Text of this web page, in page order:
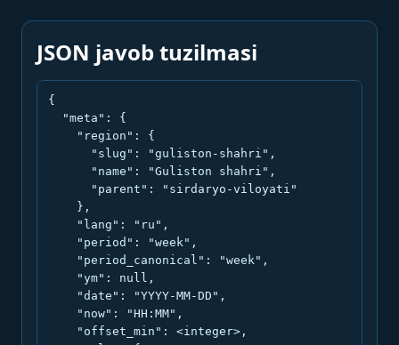
JSON javob tuzilmasi
{
  "meta": {
    "region": {
      "slug": "guliston-shahri",
      "name": "Guliston shahri",
      "parent": "sirdaryo-viloyati"
    },
    "lang": "ru",
    "period": "week",
    "period_canonical": "week",
    "ym": null,
    "date": "YYYY-MM-DD",
    "now": "HH:MM",
    "offset_min": <integer>,